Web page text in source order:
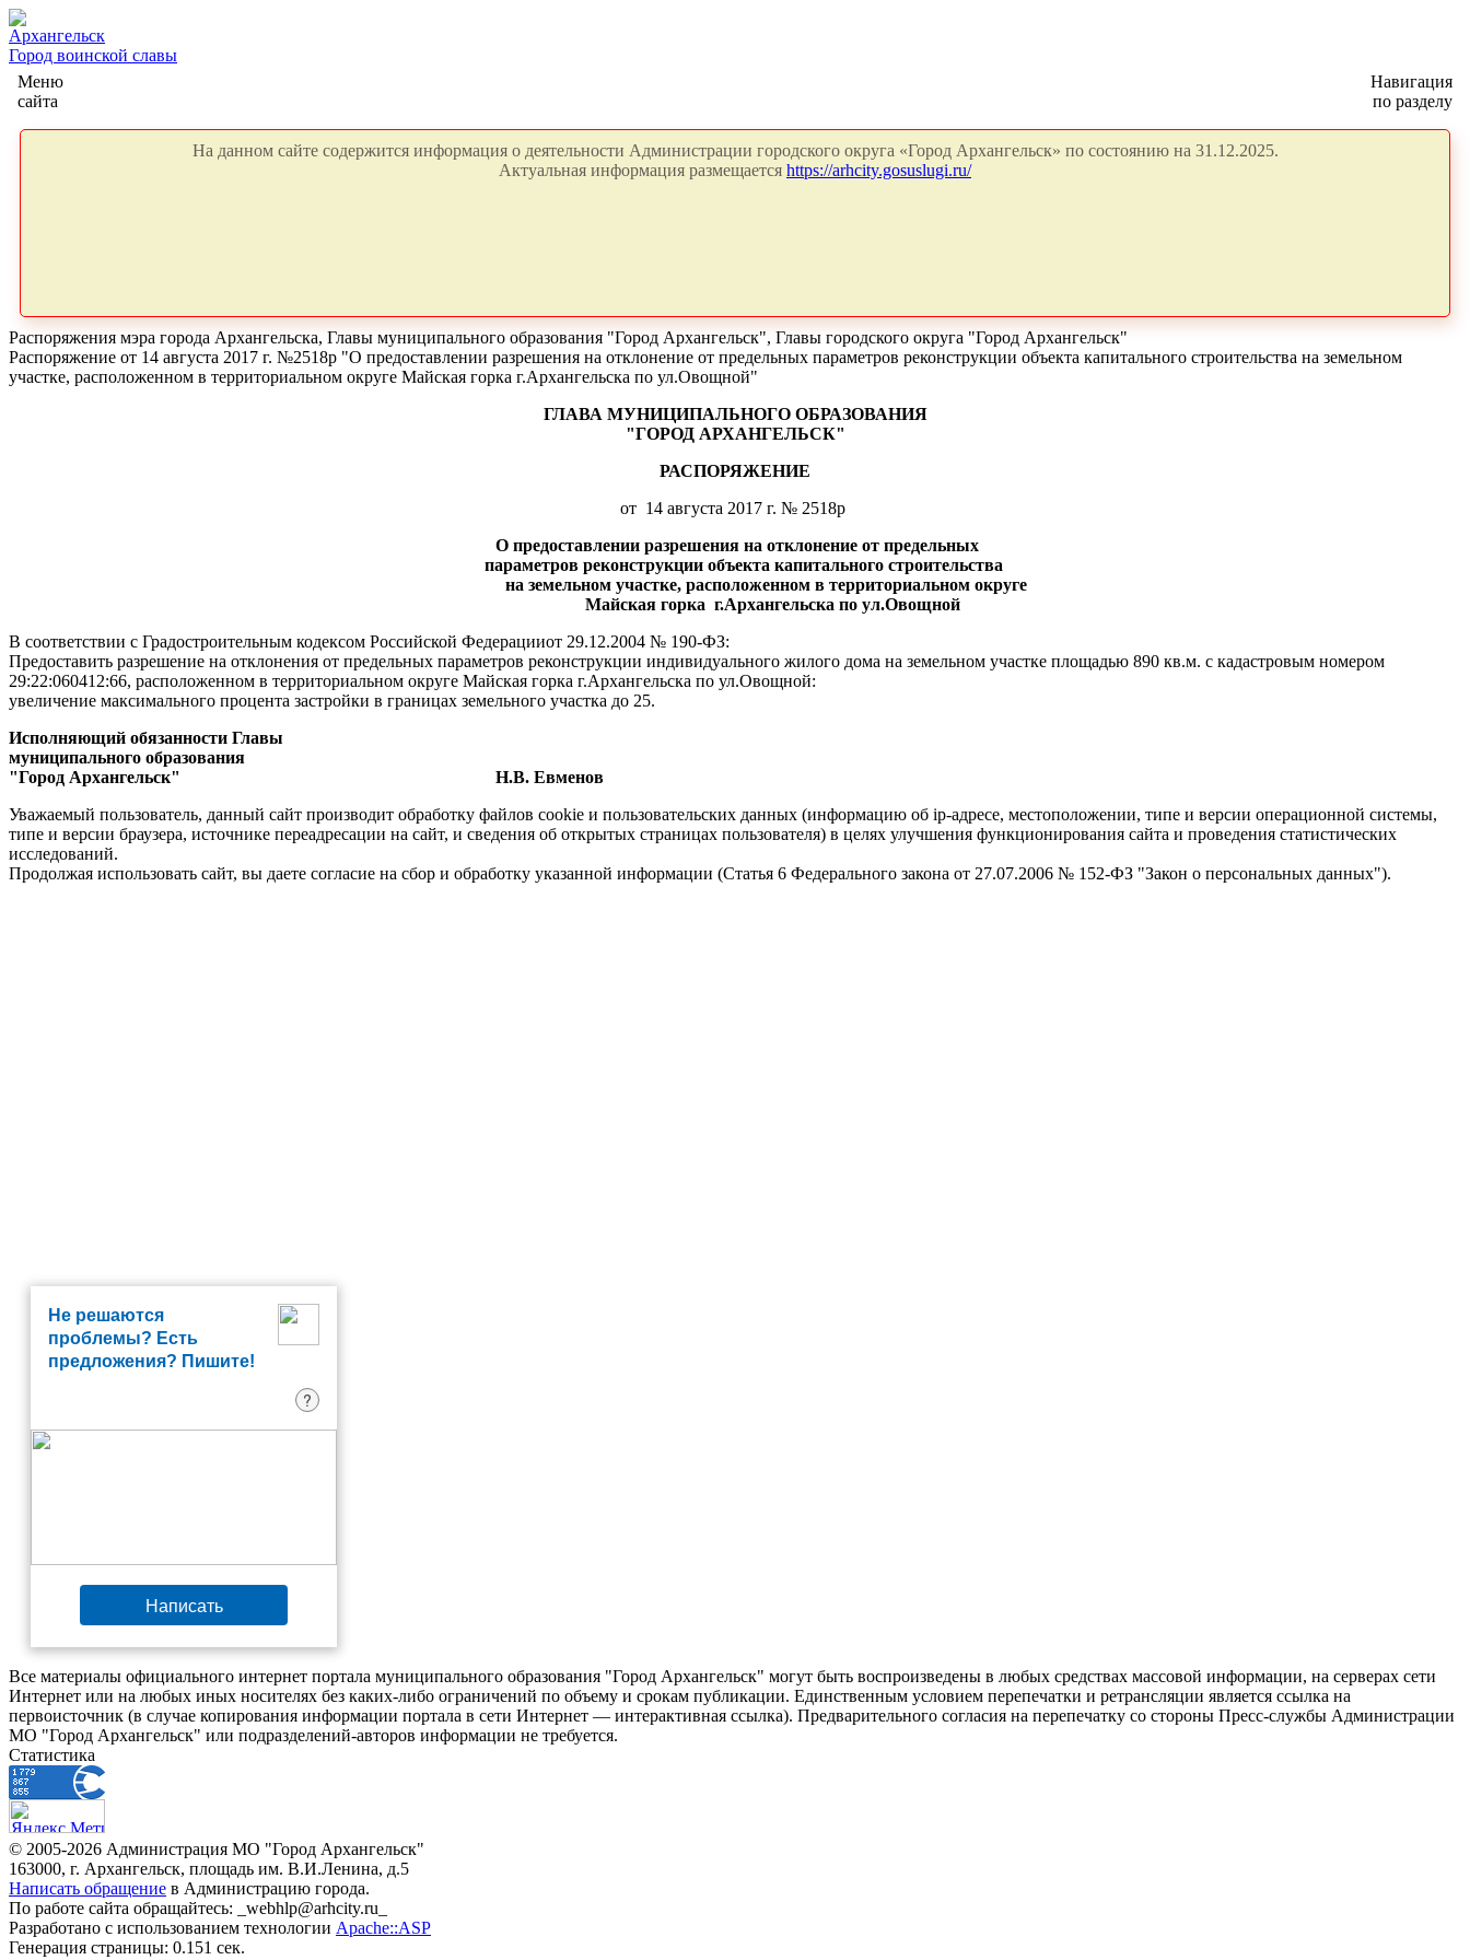
Архангельск
Город воинской славы
Меню
сайта
Навигация
по разделу
На данном сайте содержится информация о деятельности Администрации городского округа «Город Архангельск» по состоянию на 31.12.2025.
Актуальная информация размещается https://arhcity.gosuslugi.ru/
Распоряжения мэра города Архангельска, Главы муниципального образования "Город Архангельск", Главы городского округа "Город Архангельск"
Распоряжение от 14 августа 2017 г. №2518р "О предоставлении разрешения на отклонение от предельных параметров реконструкции объекта капитального строительства на земельном
участке, расположенном в территориальном округе Майская горка г.Архангельска по ул.Овощной"
ГЛАВА МУНИЦИПАЛЬНОГО ОБРАЗОВАНИЯ
"ГОРОД АРХАНГЕЛЬСК"
РАСПОРЯЖЕНИЕ
от 14 августа 2017 г. № 2518р
О предоставлении разрешения на отклонение от предельных
параметров реконструкции объекта капитального строительства
на земельном участке, расположенном в территориальном округе
Майская горка г.Архангельска по ул.Овощной
В соответствии с Градостроительным кодексом Российской Федерацииот 29.12.2004 № 190-ФЗ:
Предоставить разрешение на отклонения от предельных параметров реконструкции индивидуального жилого дома на земельном участке площадью 890 кв.м. с кадастровым номером
29:22:060412:66, расположенном в территориальном округе Майская горка г.Архангельска по ул.Овощной:
увеличение максимального процента застройки в границах земельного участка до 25.
Исполняющий обязанности Главы
муниципального образования
"Город Архангельск" Н.В. Евменов
Уважаемый пользователь, данный сайт производит обработку файлов cookie и пользовательских данных (информацию об ip-адресе, местоположении, типе и версии операционной системы,
типе и версии браузера, источнике переадресации на сайт, и сведения об открытых страницах пользователя) в целях улучшения функционирования сайта и проведения статистических
исследований.
Продолжая использовать сайт, вы даете согласие на сбор и обработку указанной информации (Статья 6 Федерального закона от 27.07.2006 № 152-ФЗ "Закон о персональных данных").
Не решаются
проблемы? Есть
предложения? Пишите!
?
Написать
Все материалы официального интернет портала муниципального образования "Город Архангельск" могут быть воспроизведены в любых средствах массовой информации, на серверах сети
Интернет или на любых иных носителях без каких-либо ограничений по объему и срокам публикации. Единственным условием перепечатки и ретрансляции является ссылка на
первоисточник (в случае копирования информации портала в сети Интернет — интерактивная ссылка). Предварительного согласия на перепечатку со стороны Пресс-службы Администрации
МО "Город Архангельск" или подразделений-авторов информации не требуется.
Статистика
© 2005-2026 Администрация МО "Город Архангельск"
163000, г. Архангельск, площадь им. В.И.Ленина, д.5
Написать обращение в Администрацию города.
По работе сайта обращайтесь: _webhlp@arhcity.ru_
Разработано с использованием технологии Apache::ASP
Генерация страницы: 0.151 сек.